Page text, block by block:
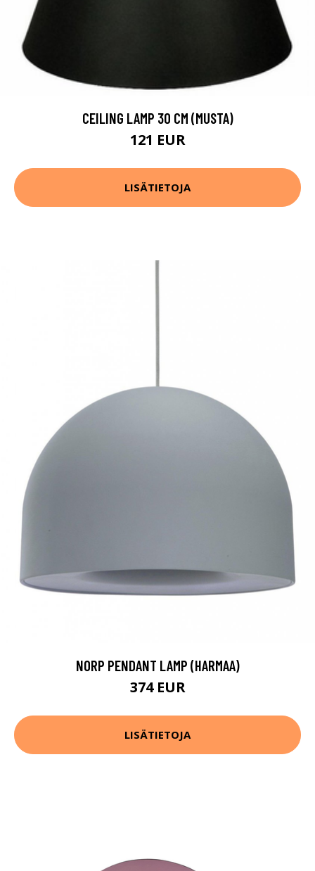
CEILING LAMP 30 CM (MUSTA)
121 EUR
LISÄTIETOJA
NORP PENDANT LAMP (HARMAA)
374 EUR
LISÄTIETOJA